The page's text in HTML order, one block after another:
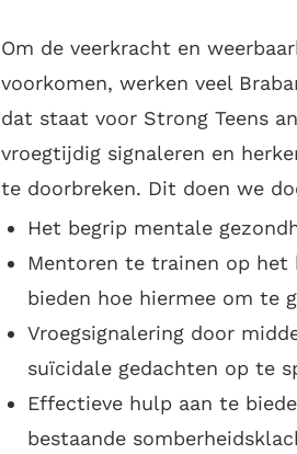
Om de veerkracht en
voorkomen, werken veel
dat staat voor Strong Teens
vroegtijdig signaleren en
te doorbreken. Dit doen we
Het begrip mentale
Mentoren te trainen op het
bieden hoe hiermee om te
Vroegsignalering door
suïcidale gedachten op te
Effectieve hulp aan te
bestaande